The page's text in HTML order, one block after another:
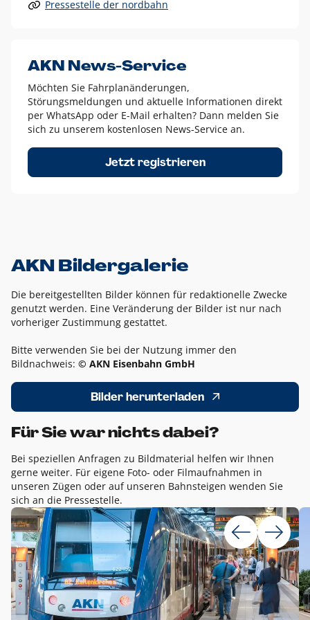
Alle anderen Logo-Varianten dürfen nur in Ausnahmefällen
Diese Ausnahmen sind zum Beispiel:
dem AKN Blau,
weißes Logo auf Fotohintergründen,
schwarzes Logo für reine Schwarz-Weiß-Umsetzungen
Um das Logo herum muss ein Schutzraum von jeweils einer
Höhe bzw. Breite des N aus AKN in alle Richtungen
Pressestelle der nordbahn
AKN News-Service
Möchten Sie Fahrplanänderungen,
Störungsmeldungen und aktuelle Informationen direkt
per WhatsApp oder E-Mail erhalten? Dann melden Sie
sich zu unserem kostenlosen News-Service an.
Jetzt registrieren
AKN Bildergalerie
Die bereitgestellten Bilder können für redaktionelle Zwecke
genutzt werden. Eine Veränderung der Bilder ist nur nach
vorheriger Zustimmung gestattet.
Bitte verwenden Sie bei der Nutzung immer den
Bildnachweis: © AKN Eisenbahn GmbH
Bilder herunterladen
Für Sie war nichts dabei?
Bei speziellen Anfragen zu Bildmaterial helfen wir Ihnen
gerne weiter. Für eigene Foto- oder Filmaufnahmen in
unseren Zügen oder auf unseren Bahnsteigen wenden Sie
sich an die Pressestelle.